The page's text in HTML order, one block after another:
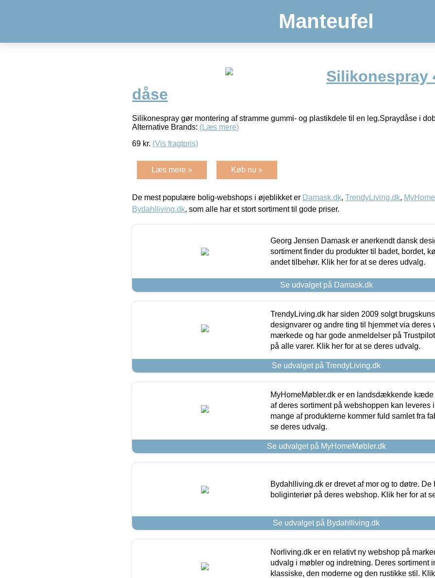
Manteufel
Silikonespray
dåse
Silikonespray gør montering af stramme gummi- og plastikdele til en leg.Spraydåse i
Alternative Brands: (Læs mere)
69 kr. (Vis fragtpris)
Læs mere » Køb nu »
De mest populære bolig-webshops i øjeblikket er Damask.dk, TrendyLiving.dk,
Bydahlliving.dk, som alle har et stort sortiment til gode priser.
Georg Jensen Damask er anerkendt dansk
sortiment finder du produkter til badet, bordet,
andet tilbehør. Klik her for at se deres udvalg.
Se udvalget på Damask.dk
TrendyLiving.dk har siden 2009 solgt
designvarer og andre ting til hjemmet via deres
mærkede og har gode anmeldelser på
på alle varer. Klik her for at se deres udvalg.
Se udvalget på TrendyLiving.dk
MyHomeMøbler.dk er en landsdækkende kæde
af deres sortiment på webshoppen kan leveres
mange af produkterne kommer fuld samlet fra
se deres udvalg.
Se udvalget på MyHomeMøbler.dk
Bydahlliving.dk er drevet af mor og to døtre. De
boliginteriør på deres webshop. Klik her for at
Se udvalget på Bydahlliving.dk
Norliving.dk er en relativt ny webshop på
udvalg i møbler og indretning. Deres sortiment
klassiske, den moderne og den rustikke stil.